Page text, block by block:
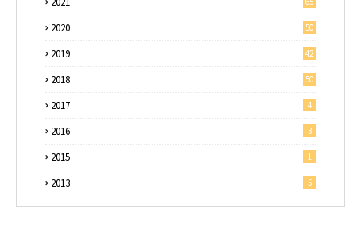
2020 50
2019 42
2018 50
2017 4
2016 3
2015 1
2013 5